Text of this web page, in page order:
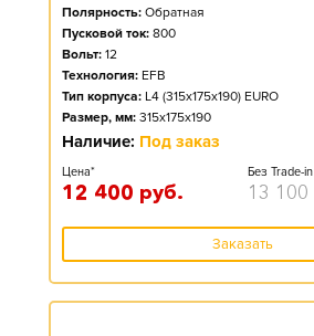
Полярность: Обратная
Пусковой ток: 800
Вольт: 12
Технология: EFB
Тип корпуса: L4 (315x175x190) EURO
Размер, мм: 315x175x190
Наличие: Под заказ
Цена*
12 400 руб.
Без Trade-in
13 100
Заказать